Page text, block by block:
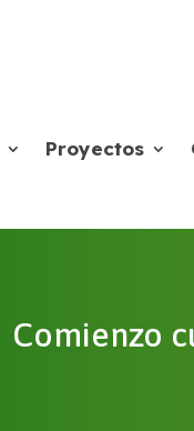
Proyectos
Comienzo